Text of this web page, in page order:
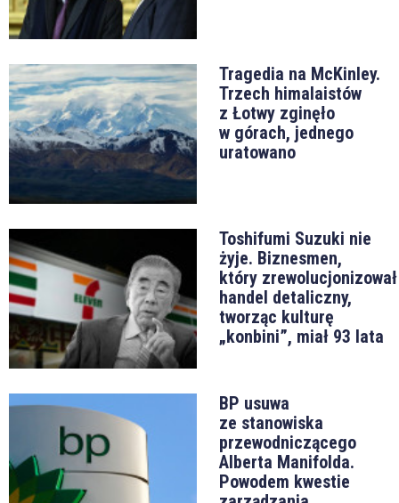
Tragedia na McKinley.
Trzech himalaistów
z Łotwy zginęło
w górach, jednego
uratowano
Toshifumi Suzuki nie
żyje. Biznesmen,
który zrewolucjonizował
handel detaliczny,
tworząc kulturę
„konbini”, miał 93 lata
BP usuwa
ze stanowiska
przewodniczącego
Alberta Manifolda.
Powodem kwestie